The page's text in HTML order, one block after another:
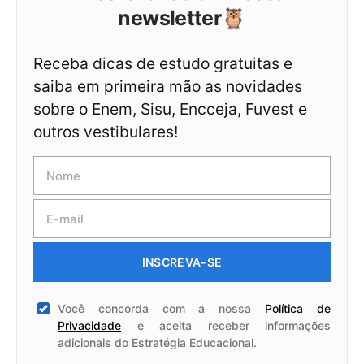
newsletter🦉
Receba dicas de estudo gratuitas e
saiba em primeira mão as novidades
sobre o Enem, Sisu, Encceja, Fuvest e
outros vestibulares!
INSCREVA-SE
Você concorda com a nossa Política de
Privacidade e aceita receber informações
adicionais do Estratégia Educacional.